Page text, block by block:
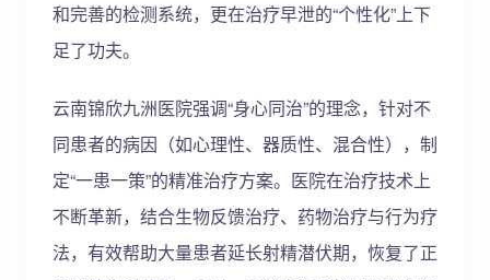
和完善的检测系统，更在治疗早泄的“个性化”上下
足了功夫。
云南锦欣九洲医院强调“身心同治”的理念，针对不
同患者的病因（如心理性、器质性、混合性），制
定“一患一策”的精准治疗方案。医院在治疗技术上
不断革新，结合生物反馈治疗、药物治疗与行为疗
法，有效帮助大量患者延长射精潜伏期，恢复了正